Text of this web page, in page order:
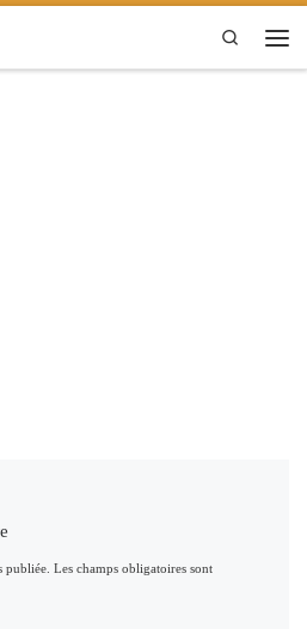
Search
publiée. Les champs obligatoires sont